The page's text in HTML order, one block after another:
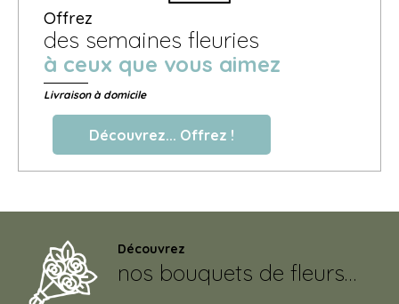
Offrez
des semaines fleuries
à ceux que vous aimez
Livraison à domicile
Découvrez... Offrez !
Découvrez
nos bouquets de fleurs…